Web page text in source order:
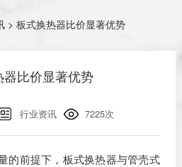
> 板式换热器比价显著优势
比价显著优势
行业资讯 7225次
的前提下，板式换热器与管壳式